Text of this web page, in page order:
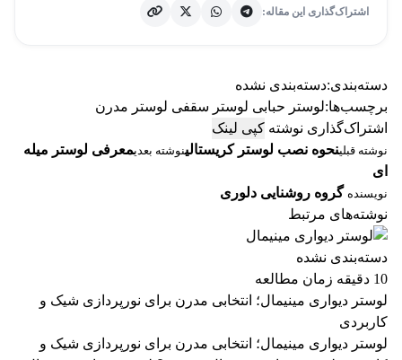
اشتراک‌گذاری این مقاله:
دسته‌بندی:دسته‌بندی نشده
برچسب‌ها:لوستر حبابی لوستر سقفی لوستر مدرن
اشتراک‌گذاری نوشته کپی لینک
نوشته قبلینحوه نصب لوستر کریستالینوشته بعدیمعرفی لوستر میله
ای
نویسنده گروه روشنایی دلوری
نوشته‌های مرتبط
دسته‌بندی نشده
10 دقیقه زمان مطالعه
لوستر دیواری مینیمال؛ انتخابی مدرن برای نورپردازی شیک و
کاربردی
لوستر دیواری مینیمال؛ انتخابی مدرن برای نورپردازی شیک و